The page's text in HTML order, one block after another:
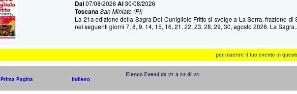
Dal07/08/2026Al30/08/2026
ToscanaSan Miniato (PI)
La 21a edizione della Sagra Del Cunigliolo Fritto si svolge a La Serra, frazione di
nei seguenti giorni 7, 8, 9, 14, 15, 16, 21, 22, 23, 28, 29, 30, agosto 2026. La
per inserire il tuo evento in
Prima Pagina Indietro
Elenco Eventi da 21 a 24 di 24